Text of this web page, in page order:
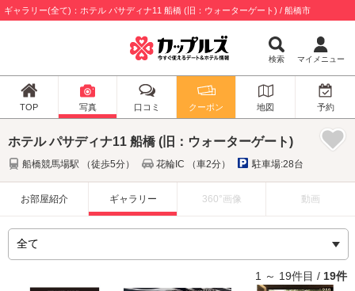
ギャラリー(全て)：ホテル パサディナ11 船橋 (旧：ウォーターゲート) / 船橋市
検索 マイメニュー
TOP 写真 口コミ クーポン 地図 予約
ホテル パサディナ11 船橋 (旧：ウォーターゲート)
船橋競馬場駅 （徒歩5分） 花輪IC （車2分） 駐車場:28台
お部屋紹介 ギャラリー 360°画像 動画
1 ～ 19件目 / 19件